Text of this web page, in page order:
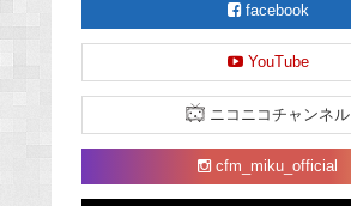
facebook
YouTube
ニコニコチャンネル
cfm_miku_official